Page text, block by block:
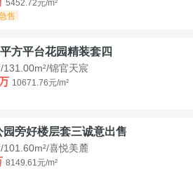
5452.72元/m²
售
方平台花园精装套四
131.00m²/锦官天宸
10671.76元/m²
园旁好楼层套三诚意出售
101.60m²/喜悦美麓
8149.61元/m²